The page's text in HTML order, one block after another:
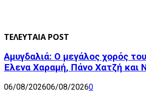
ΤΕΛΕΥΤΑΙΑ POST
Αμυγδαλιά: Ο μεγάλος χορός
Έλενα Χαραμή, Πάνο Χατζή και
06/08/202606/08/20260